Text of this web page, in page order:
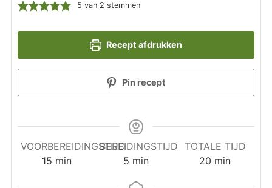
5 van 2 stemmen
Recept afdrukken
Pin recept
VOORBEREIDINGSTIJD
15 minuten
min
BEREIDINGSTIJD
5 minuten
min
TOTALE TIJD
20 minuten
min